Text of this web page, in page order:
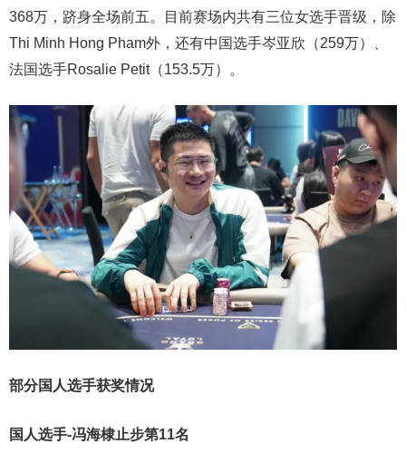
368万，跻身全场前五。目前赛场内共有三位女选手晋级，除
Thi Minh Hong Pham外，还有中国选手岑亚欣（259万）、
法国选手Rosalie Petit（153.5万）。
部分国人选手获奖情况
国人选手-冯海棣止步第11名